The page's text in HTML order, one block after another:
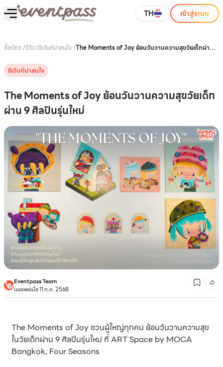
TH เข้าสู่ระบบ
ซื้อบัตร /รีวิว/อีเว้นท์น่าสนใจ /The Moments of Joy ย้อนวันวานความสุขวัยเด็กผ่าน 9
อีเว้นท์น่าสนใจ
The Moments of Joy ย้อนวันวานความสุขวัยเด็ก
ผ่าน 9 ศิลปินรุ่นใหม่
Eventpass Team
เผยแพร่เมื่อ 11 ก.ค. 2568
The Moments of Joy ชวนผู้ใหญ่ทุกคน ย้อนวันวานความสุข
ในวัยเด็กผ่าน 9 ศิลปินรุ่นใหม่ ที่ ART Space by MOCA
Bangkok, Four Seasons